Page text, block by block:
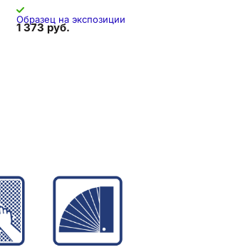
Образец на экспозиции
1 373 руб.